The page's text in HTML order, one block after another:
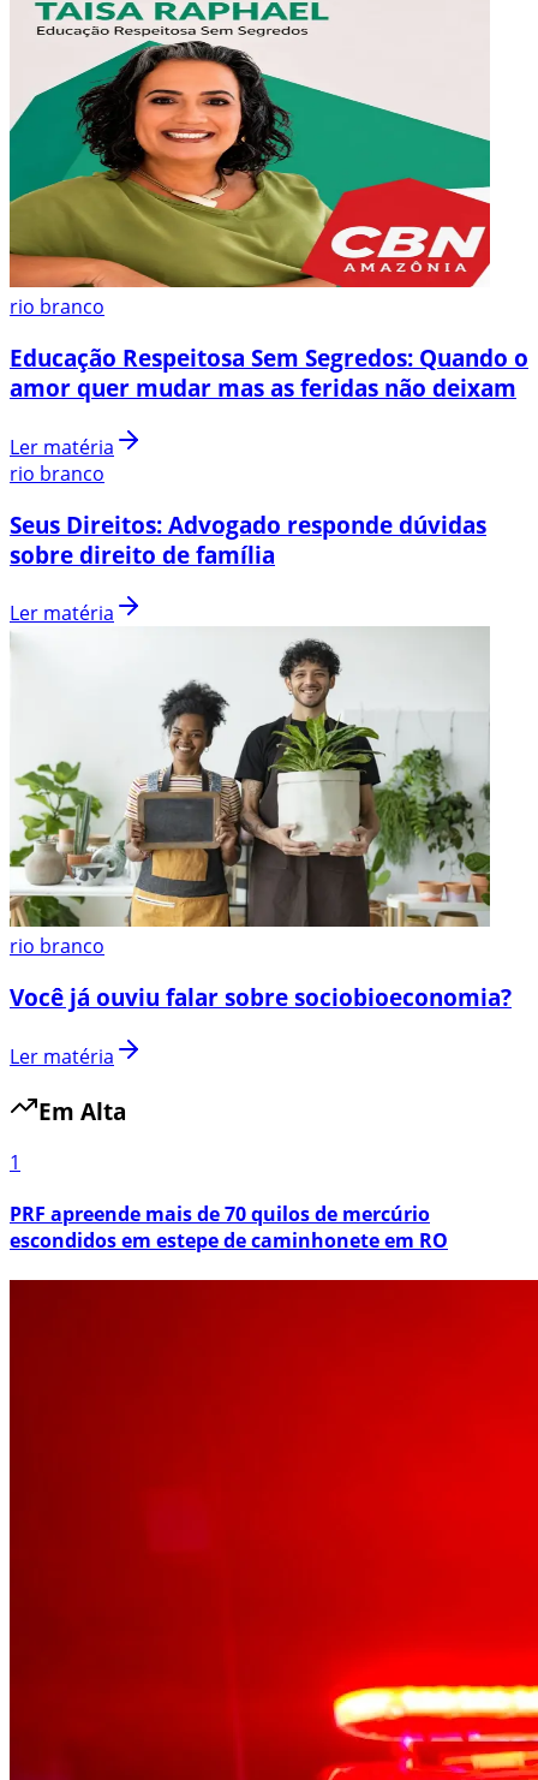
rio branco
Educação Respeitosa Sem Segredos: Quando o
amor quer mudar mas as feridas não deixam
Ler matéria
rio branco
Seus Direitos: Advogado responde dúvidas
sobre direito de família
Ler matéria
rio branco
Você já ouviu falar sobre sociobioeconomia?
Ler matéria
Em Alta
1
PRF apreende mais de 70 quilos de mercúrio
escondidos em estepe de caminhonete em RO